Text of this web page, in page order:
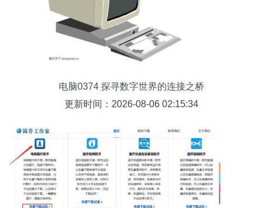
电脑0374 探寻数字世界的连接之桥
更新时间：2026-08-06 02:15:34